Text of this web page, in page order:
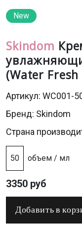
New
Skindom
(Water
Артикул: WC001-
Бренд: Skindom
Страна
50 объем / мл
3350 руб
Добавить в